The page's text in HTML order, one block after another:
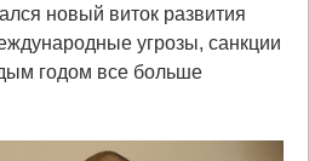
новый виток развития
угрозы, санкции
годом все больше